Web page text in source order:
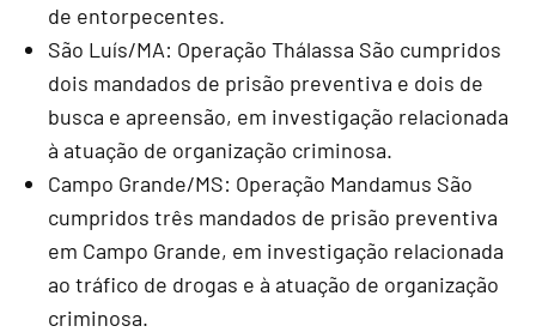
de entorpecentes.
São Luís/MA: Operação Thálassa São cumpridos
dois mandados de prisão preventiva e dois de
busca e apreensão, em investigação relacionada
à atuação de organização criminosa.
Campo Grande/MS: Operação Mandamus São
cumpridos três mandados de prisão preventiva
em Campo Grande, em investigação relacionada
ao tráfico de drogas e à atuação de organização
criminosa.